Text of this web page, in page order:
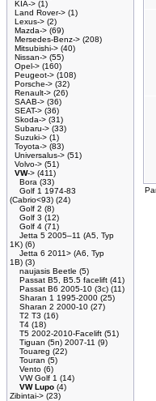
KIA-> (1)
Land Rover-> (1)
Lexus-> (2)
Mazda-> (69)
Mersedes-Benz-> (208)
Mitsubishi-> (40)
Nissan-> (55)
Opel-> (160)
Peugeot-> (108)
Porsche-> (32)
Renault-> (26)
SAAB-> (36)
SEAT-> (36)
Skoda-> (31)
Subaru-> (33)
Suzuki-> (1)
Toyota-> (83)
Universalus-> (51)
Volvo-> (51)
VW-> (411)
Bora (33)
Golf 1 1974-83
(Cabrio<93) (24)
Golf 2 (8)
Golf 3 (12)
Golf 4 (71)
Jetta 5 2005–11 (A5, Typ
1K) (6)
Jetta 6 2011> (A6, Typ
1B) (3)
naujasis Beetle (5)
Passat B5, B5.5 facelift (41)
Passat B6 2005-10 (3c) (11)
Sharan 1 1995-2000 (25)
Sharan 2 2000-10 (27)
T2 T3 (16)
T4 (18)
T5 2002-2010-Facelift (51)
Tiguan (5n) 2007-11 (9)
Touareg (22)
Touran (5)
Vento (6)
VW Golf 1 (14)
VW Lupo (4)
Zibintai-> (23)